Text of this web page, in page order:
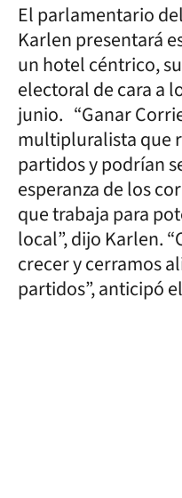
El parlamentario
Karlen presentará
un hotel céntrico,
electoral de cara a
junio. “Ganar
multipluralista que
partidos y podrían
esperanza de los
que trabaja para
local”, dijo Karlen.
crecer y cerramos
partidos”, anticipó